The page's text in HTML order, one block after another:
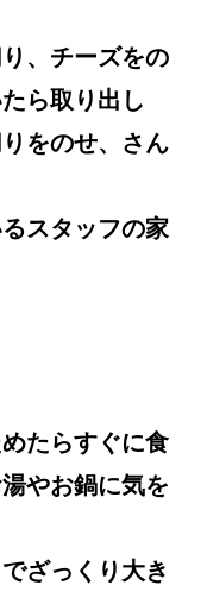
、チーズをの
ら取り出し
をのせ、さん
スタッフの家
たらすぐに食
やお鍋に気を
ざっくり大き